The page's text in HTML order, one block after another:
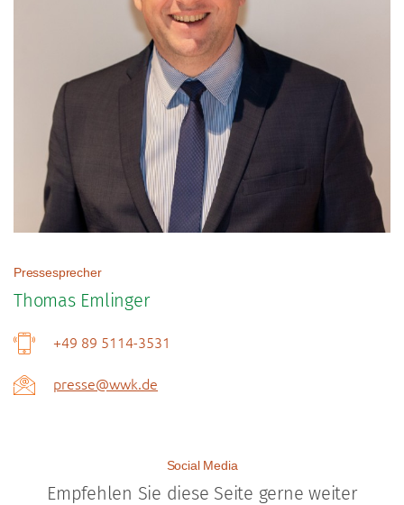
Thomas Emlinger
Pressesprecher
+49 89 5114-3531
presse@wwk.de
Empfehlen Sie diese Seite gerne weiter
Social Media